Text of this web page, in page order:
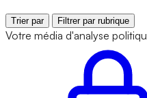
Trier par Filtrer par rubrique
Votre média d'analyse